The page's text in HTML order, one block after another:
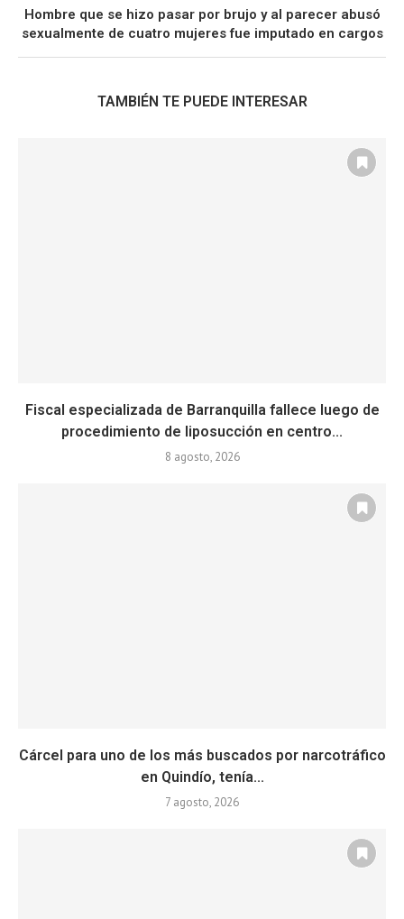
Hombre que se hizo pasar por brujo y al parecer abusó
sexualmente de cuatro mujeres fue imputado en cargos
TAMBIÉN TE PUEDE INTERESAR
Fiscal especializada de Barranquilla fallece luego de
procedimiento de liposucción en centro...
8 agosto, 2026
Cárcel para uno de los más buscados por narcotráfico
en Quindío, tenía...
7 agosto, 2026